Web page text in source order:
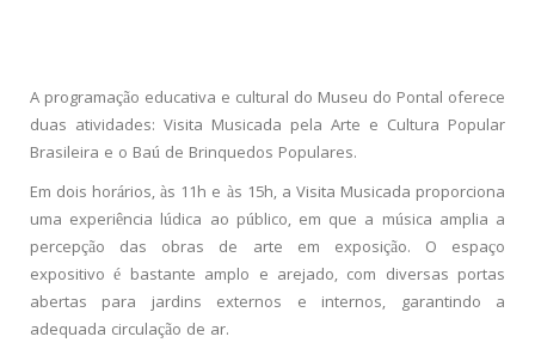
A programação educativa e cultural do Museu do Pontal oferece
duas atividades: Visita Musicada pela Arte e Cultura Popular
Brasileira e o Baú de Brinquedos Populares.
Em dois horários, às 11h e às 15h, a Visita Musicada proporciona
uma experiência lúdica ao público, em que a música amplia a
percepção das obras de arte em exposição. O espaço
expositivo é bastante amplo e arejado, com diversas portas
abertas para jardins externos e internos, garantindo a
adequada circulação de ar.